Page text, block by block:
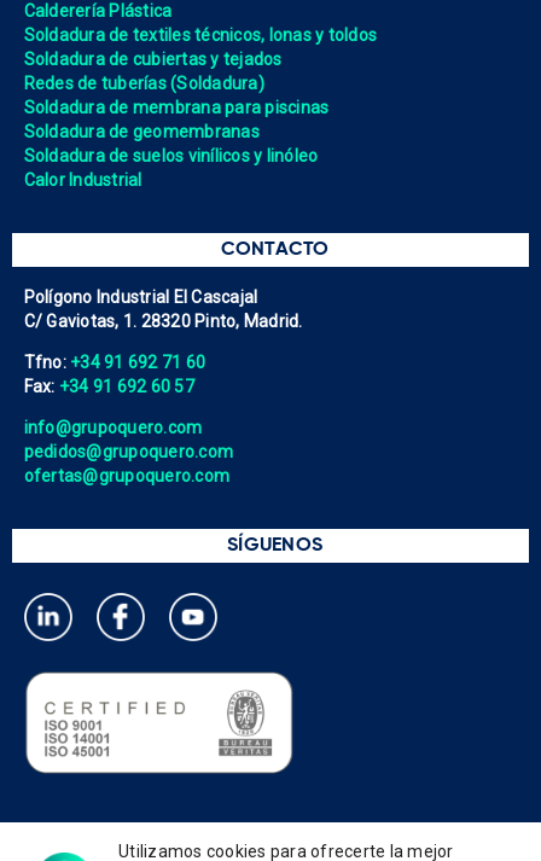
Calderería Plástica
Soldadura de textiles técnicos, lonas y toldos
Soldadura de cubiertas y tejados
Redes de tuberías (Soldadura)
Soldadura de membrana para piscinas
Soldadura de geomembranas
Soldadura de suelos vinílicos y linóleo
Calor Industrial
CONTACTO
Polígono Industrial El Cascajal
C/ Gaviotas, 1. 28320 Pinto, Madrid.
Tfno: +34 91 692 71 60
Fax: +34 91 692 60 57
info@grupoquero.com
pedidos@grupoquero.com
ofertas@grupoquero.com
SÍGUENOS
Política de privacidad
Utilizamos cookies para ofrecerte la mejor